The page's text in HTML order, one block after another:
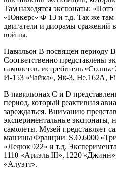
Там находятся экспонаты:
«Юнкерс» Ф 13 и т.д. Так же там
двигатели и диорамы сражений
войны.
Павильон В посвящен периоду
Соответственно представлены
самолетов: истребитель
И-153 «Чайка», Як-3, Не.162А,
В павильонах С и D
период, который реактивная
зарождаться. Вниманию
экспериментальные экспонаты,
самолеты. Музей представляет
машины Франции: S.O.6000
«Ледюк 022» и т.д.
1110 «Ариэль III», 1220
«Алуэтт».